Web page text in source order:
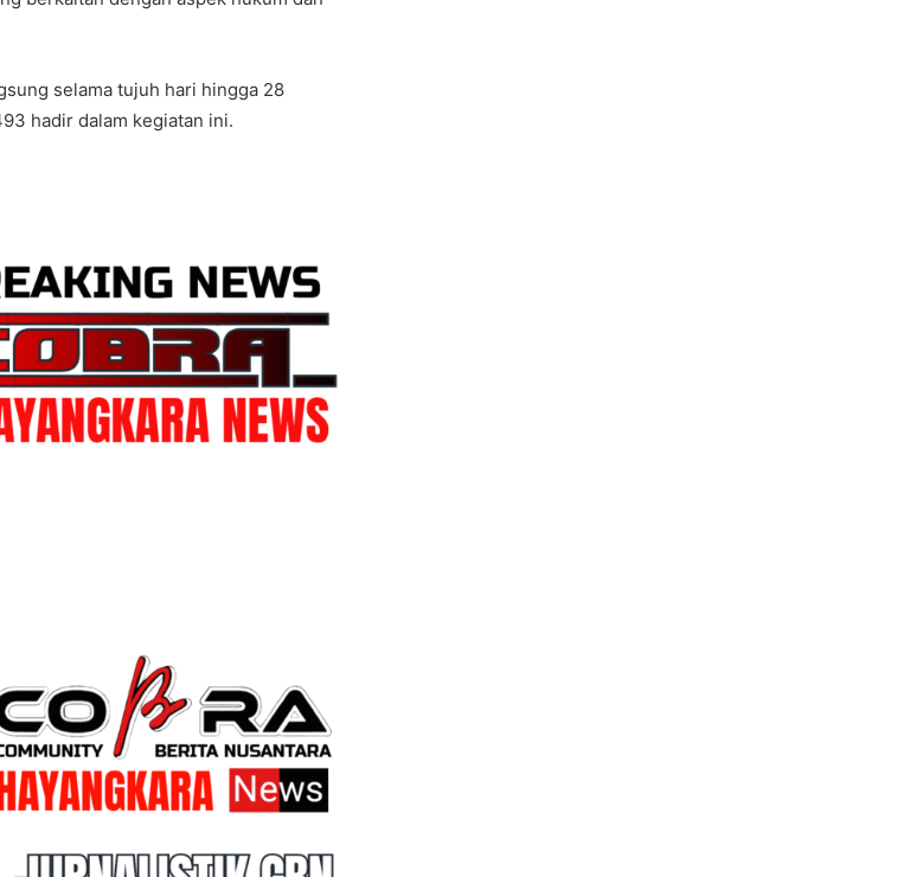
selama tujuh hari hingga 28
hadir dalam kegiatan ini.